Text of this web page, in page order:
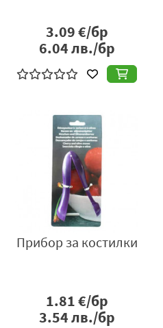
3.09€/бр
6.04лв./бр
Прибор за костилки
1.81€/бр
3.54лв./бр